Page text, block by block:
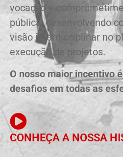
vocação e
pública, desenvolvendo
visão interdisciplinar no
execução de projetos.
O nosso maior incentivo
desafios em todas as
CONHEÇA A NOSSA